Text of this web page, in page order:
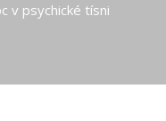
v psychické tísni